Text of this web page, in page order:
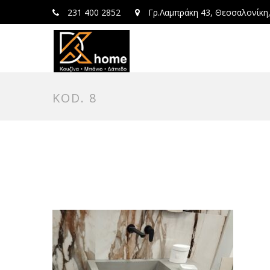
231 400 2852 Γρ.Λαμπράκη 43,
KOD. 8